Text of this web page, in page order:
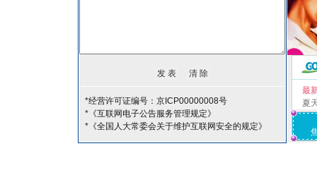
*经营许可证编号：京ICP00000008号
*《互联网电子公告服务管理规定》
*《全国人大常委会关于维护互联网安全的规定》
最
夏